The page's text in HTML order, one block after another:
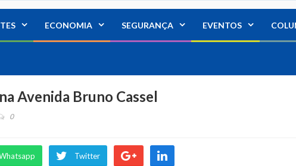
ECONOMIA SEGURANÇA EVENTOS
Avenida Bruno Cassel
0
Twitter